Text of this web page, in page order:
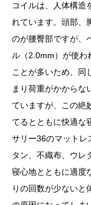
コイルは、人体構造
れています。頭部、
のが腰臀部ですが、
ル（2.0mm）が使わ
ことが多いため、同
まり荷重がかからな
ていますが、この絶
てるとともに快適な
サリー36のマットレ
タン、不織布、ウレ
寝心地とともに適度
りの回数が少ないと